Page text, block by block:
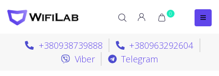
0
+380938739888
+380963292604
Viber
Telegram